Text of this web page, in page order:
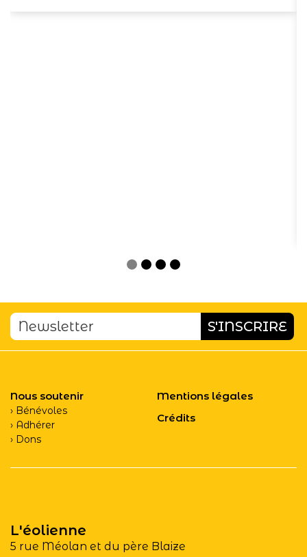
L'éolienne
5 rue Méolan et du père Blaize
Nous soutenir
Bénévoles
Adhérer
Dons
Mentions légales
Crédits